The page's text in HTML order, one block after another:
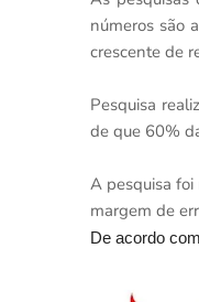
números são
crescente de
Pesquisa
de que 60%
A pesquisa
margem de
De acordo